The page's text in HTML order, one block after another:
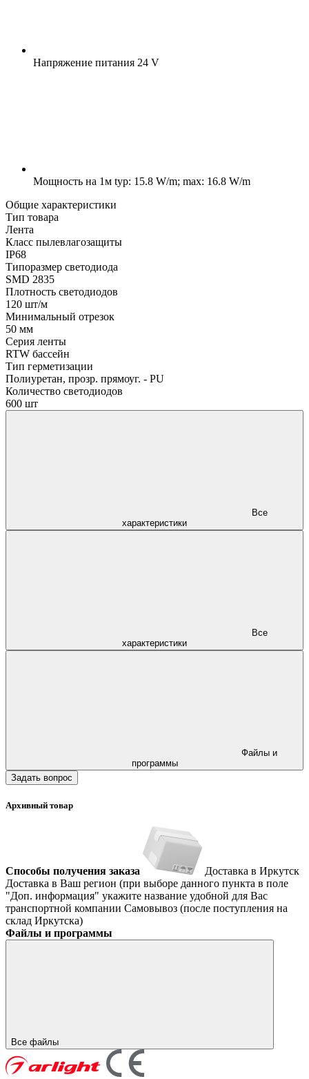
Напряжение питания 24 V
Мощность на 1м typ: 15.8 W/m; max: 16.8 W/m
Общие характеристики
Тип товара
Лента
Класс пылевлагозащиты
IP68
Типоразмер светодиода
SMD 2835
Плотность светодиодов
120 шт/м
Минимальный отрезок
50 мм
Серия ленты
RTW бассейн
Тип герметизации
Полиуретан, прозр. прямоуг. - PU
Количество светодиодов
600 шт
характеристики
характеристики
программы
Задать вопрос
Архивный товар
Способы получения заказа
Доставка в Иркутск
Доставка в Ваш регион (при выборе данного пункта в поле
"Доп. информация" укажите название удобной для Вас
транспортной компании Самовывоз (после поступления на
склад Иркутска)
Файлы и программы
Все файлы